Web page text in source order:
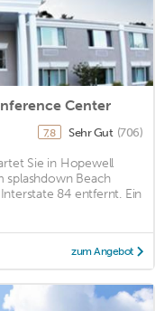
Center
7,8 Sehr Gut (706)
Sie in Hopewell
splashdown Beach
84 entfernt. Ein
zum Angebot